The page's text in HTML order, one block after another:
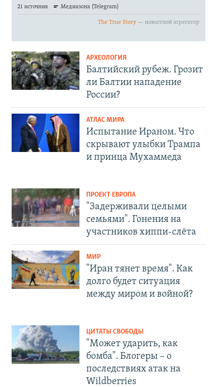
АРХЕОЛОГИЯ
Балтийский рубеж. Грозит
ли Балтии нападение
России?
АТЛАС МИРА
Испытание Ираном. Что
скрывают улыбки Трампа
и принца Мухаммеда
ПРОЕКТ ЕВРОПА
"Задерживали целыми
семьями". Гонения на
участников хиппи-слёта
МИР
"Иран тянет время". Как
долго будет ситуация
между миром и войной?
ЦИТАТЫ СВОБОДЫ
"Может ударить, как
бомба". Блогеры – о
последствиях атак на
Wildberries